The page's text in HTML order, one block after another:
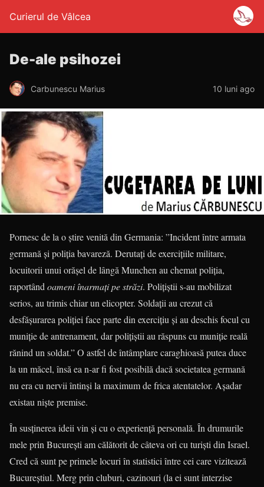
Curierul de Vâlcea
De-ale psihozei
Carbunescu Marius 10 luni ago
Pornesc de la o știre venită din Germania: ”Incident între armata
germană și poliția bavareză. Derutați de exercițiile militare,
locuitorii unui orășel de lângă Munchen au chemat poliția,
raportând oameni înarmați pe străzi. Polițiștii s-au mobilizat
serios, au trimis chiar un elicopter. Soldații au crezut că
desfășurarea poliției face parte din exercițiu și au deschis focul cu
muniție de antrenament, dar polițiștii au răspuns cu muniție reală
rănind un soldat.” O astfel de întâmplare caraghioasă putea duce
la un măcel, însă ea n-ar fi fost posibilă dacă societatea germană
nu era cu nervii întinși la maximum de frica atentatelor. Așadar
existau niște premise.
În susținerea ideii vin și cu o experiență personală. În drumurile
mele prin București am călătorit de câteva ori cu turiști din Israel.
Cred că sunt pe primele locuri în statistici între cei care vizitează
Bucureștiul. Merg prin cluburi, cazinouri (la ei sunt interzise